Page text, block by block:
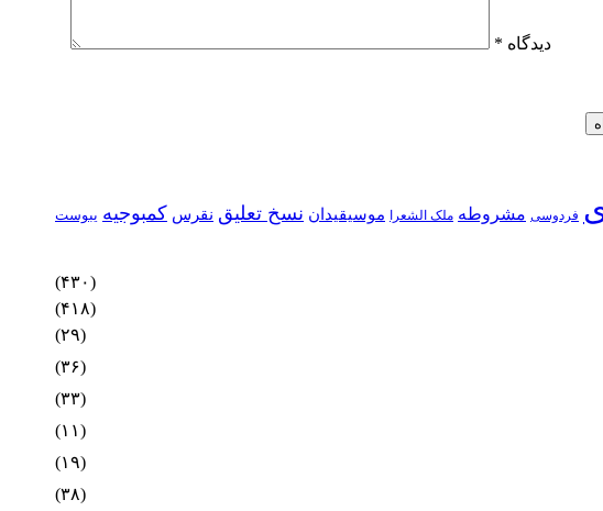
دیدگاه *
فردوسی مشروطه ملک الشعرا موسیقیدان نسخ تعلیق نقرس کمبوجیه یبوست
(۴۳۰)
(۴۱۸)
(۲۹)
(۳۶)
(۳۳)
(۱۱)
(۱۹)
(۳۸)